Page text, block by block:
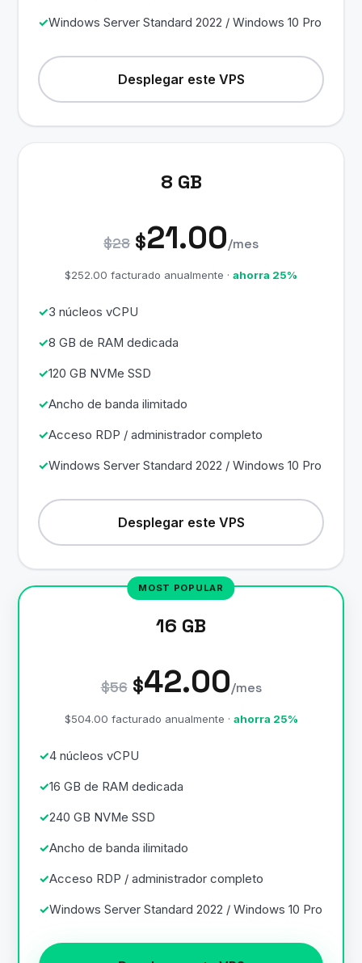
Windows Server Standard 2022 / Windows 10 Pro
Desplegar este VPS
8 GB
$28 $21.00/mes
$252.00 facturado anualmente · ahorra 25%
3 núcleos vCPU
8 GB de RAM dedicada
120 GB NVMe SSD
Ancho de banda ilimitado
Acceso RDP / administrador completo
Windows Server Standard 2022 / Windows 10 Pro
Desplegar este VPS
16 GB
$56 $42.00/mes
$504.00 facturado anualmente · ahorra 25%
4 núcleos vCPU
16 GB de RAM dedicada
240 GB NVMe SSD
Ancho de banda ilimitado
Acceso RDP / administrador completo
Windows Server Standard 2022 / Windows 10 Pro